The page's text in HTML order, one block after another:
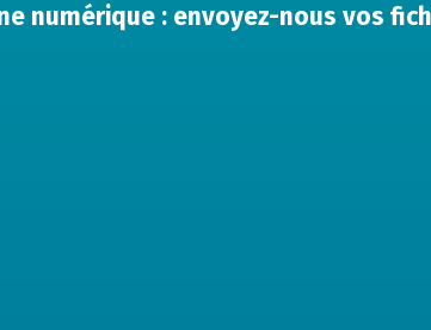
numérique : envoyez-nous vos